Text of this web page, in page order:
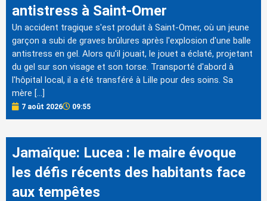
antistress à Saint-Omer
Un accident tragique s'est produit à Saint-Omer, où un jeune
garçon a subi de graves brûlures après l'explosion d'une balle
antistress en gel. Alors qu'il jouait, le jouet a éclaté, projetant
du gel sur son visage et son torse. Transporté d'abord à
l'hôpital local, il a été transféré à Lille pour des soins. Sa
mère […]
7 août 2026 09:55
Jamaïque: Lucea : le maire évoque
les défis récents des habitants face
aux tempêtes